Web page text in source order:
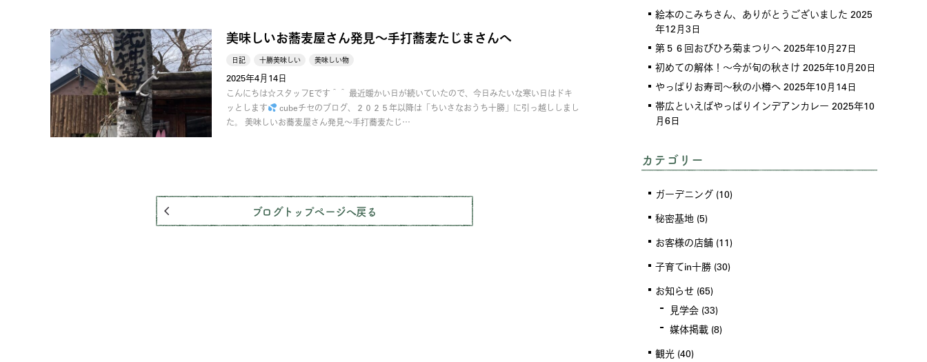
美味しいお蕎麦屋さん発見～手打蕎麦たじまさんへ
日記 十勝美味しい 美味しい物
2025年4月14日
こんにちは☆スタッフEです＾＾ 最近暖かい日が続いていたので、今日みたいな寒い日はドキ
ッとします
cubeチセのブログ、２０２５年以降は「ちいさなおうち十勝」に引っ越ししまし
た。 美味しいお蕎麦屋さん発見～手打蕎麦たじ…
ブログトップページへ戻る
絵本のこみちさん、ありがとうございました 2025
年12月3日
第５６回おびひろ菊まつりへ 2025年10月27日
初めての解体！～今が旬の秋さけ 2025年10月20日
やっぱりお寿司～秋の小樽へ 2025年10月14日
帯広といえばやっぱりインデアンカレー 2025年10
月6日
カテゴリー
ガーデニング (10)
秘密基地 (5)
お客様の店舗 (11)
子育てin十勝 (30)
お知らせ (65)
見学会 (33)
媒体掲載 (8)
観光 (40)